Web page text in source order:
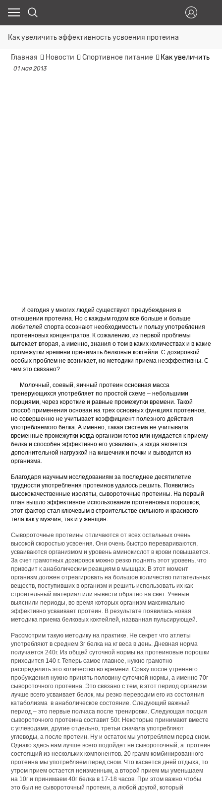
Как увеличить эффективность усвоения протеина
Главная Новости Спортивное питание Как увеличить
01 мая 2013
И сегодня у многих людей существуют предубеждения в
отношении протеина. Но с каждым годом все больше и больше
любителей спорта осознают необходимость и пользу употребления
протеиновых концентратов. К сожалению, из первой проблемы
вытекает вторая, а именно, знания о том в каких количествах и в какие
промежутки времени принимать белковые коктейли. С дозировкой
особых проблем не возникает, но методики приема неэффективны. С
чем это связано?
Молочный, соевый, яичный протеин основная масса
тренерующихся употребляет по простой схеме – небольшими
порциями, через короткие и равные промежутки времени. Такой
способ применения основан на трех основных функциях протеинов,
но совершенно не учитывает коэффициент полезного действия
употребляемого белка. А именно, такая система не учитывала
временные промежутки когда организм готов или нуждается к приему
белка и способен эффективно его усваивать, а когда является
дополнительной нагрузкой на кишечник и почки и выводится из
организма.
Благодаря научным исследованиям за последнее десятилетие
трудности употребления протеинов удалось решить. Появились
высококачественные изоляты, сывороточные протеины. На первый
план вышло эффективное использование протеиновых порошков,
этот фактор стал ключевым в строительстве сильного и красивого
тела как у мужчин, так и у женщин.
Сывороточные протеины отличаются от всех остальных очень
высокой скоростью усвоения. Они очень быстро перевариваются,
усваиваются организмом и уровень аминокислот в крови повышается.
За счет грамотных дозировок можно резко поднять этот уровень, что
приводит к анаболическим реакциям в мышцах. В этот момент
организм должен отреагировать на большое количество питательных
веществ, поступивших в организм и решить использовать их как
строительный материал или вывести обратно на свет. Ученые
выяснили периоды, во время которых организм максимально
эффективно усваивает протеин. В результате появилась новая
методика приема белковых коктейлей, названная пульсирующей.
Рассмотрим такую методику на практике. Не секрет что атлеты
употребляют в среднем 3г белка на кг веса в день. Дневная норма
получается 240г. Из общей суточной нормы на протеиновые порошки
приходится 140 г. Теперь самое главное, нужно грамотно
распределить это количество во времени. Сразу после утреннего
пробуждения нужно принять половину суточной нормы, а именно 70г
сывороточного протеина. Это связано с тем, в этот период организм
лучше всего усваивает белок, мы резко переводим его из состояния
катаболизма в анаболическое состояние. Следующий важный
период – это первые полчаса после тренировки. Следующая порция
сывороточного протеина составит 50г. Некоторые принимают вместе
с углеводами, другие отдельно, третьи сначала употребляют
углеводы, а после протеин. Ну и остаток мы употребляем перед сном.
Однако здесь нам лучше всего подойдет не сывороточный, а протеин
состоящий из нескольких компонентов. 20 грамм комбинированного
протеина мы употребляем перед сном. Что касается дней отдыха, то
утром прием остается неизменным, а второй прием мы уменьшаем
на 10г и принимаем 40г белка в 17-18 часов. При этом важно чтобы
это был не сывороточный протеин, а любой другой, который